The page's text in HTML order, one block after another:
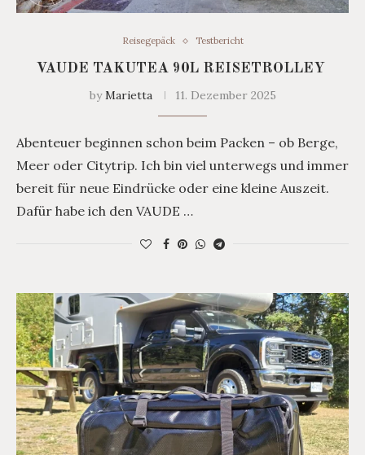
Reisegepäck Testbericht
VAUDE TAKUTEA 90L REISETROLLEY
byMarietta 11. Dezember 2025
Abenteuer beginnen schon beim Packen – ob Berge,
Meer oder Citytrip. Ich bin viel unterwegs und immer
bereit für neue Eindrücke oder eine kleine Auszeit.
Dafür habe ich den VAUDE …